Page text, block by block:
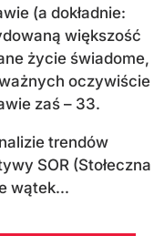
(a dokładnie:
większość
życie świadome,
oczywiście
zaś – 33.
trendów
SOR (Stołeczna
wątek...